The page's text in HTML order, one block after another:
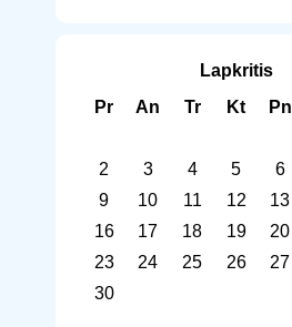
Lapkritis
Pr
An Tr Kt Pn
2
3 4 5 6
9
10 11 12 13
16
17 18 19 20
23
24 25 26 27
30